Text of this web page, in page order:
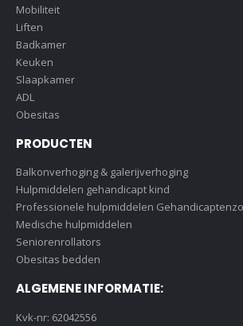
Mobiliteit
Liften
Badkamer
Keuken
Slaapkamer
ADL
Obesitas
PRODUCTEN
Balkonverhoging & galerijverhoging
Hulpmiddelen gehandicapt kind
Professionele hulpmiddelen
Medische hulpmiddelen
Seniorenrollators
Obesitas bedden
ALGEMENE INFORMATIE:
Kvk-nr: 62042556